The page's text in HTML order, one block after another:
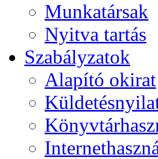
Munkatársak
Nyitva tartás
Szabályzatok
Alapító okirat